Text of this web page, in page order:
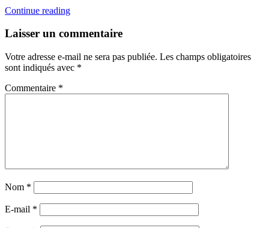
Continue reading
Laisser un commentaire
Votre adresse e-mail ne sera pas publiée. Les champs obligatoires
sont indiqués avec *
Commentaire *
Nom *
E-mail *